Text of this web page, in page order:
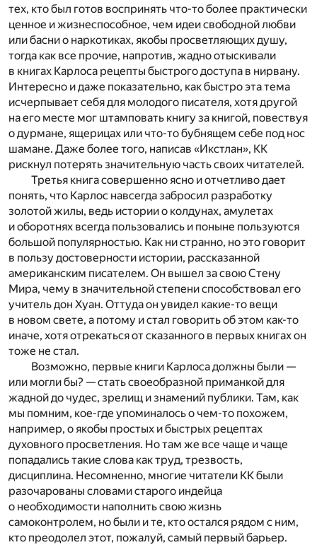
тех, кто был готов воспринять что-то более практически
ценное и жизнеспособное, чем идеи свободной любви
или басни о наркотиках, якобы просветляющих душу,
тогда как все прочие, напротив, жадно отыскивали
в книгах Карлоса рецепты быстрого доступа в нирвану.
Интересно и даже показательно, как быстро эта тема
исчерпывает себя для молодого писателя, хотя другой
на его месте мог штамповать книгу за книгой, повествуя
о дурмане, ящерицах или что-то бубнящем себе под нос
шамане. Даже более того, написав «Икстлан», КК
рискнул потерять значительную часть своих читателей.
Третья книга совершенно ясно и отчетливо дает
понять, что Карлос навсегда забросил разработку
золотой жилы, ведь истории о колдунах, амулетах
и оборотнях всегда пользовались и поныне пользуются
большой популярностью. Как ни странно, но это говорит
в пользу достоверности истории, рассказанной
американским писателем. Он вышел за свою Стену
Мира, чему в значительной степени способствовал его
учитель дон Хуан. Оттуда он увидел какие-то вещи
в новом свете, а потому и стал говорить об этом как-то
иначе, хотя отрекаться от сказанного в первых книгах он
тоже не стал.
Возможно, первые книги Карлоса должны были —
или могли бы? — стать своеобразной приманкой для
жадной до чудес, зрелищ и знамений публики. Там, как
мы помним, кое-где упоминалось о чем-то похожем,
например, о якобы простых и быстрых рецептах
духовного просветления. Но там же все чаще и чаще
попадались такие слова как труд, трезвость,
дисциплина. Несомненно, многие читатели КК были
разочарованы словами старого индейца
о необходимости наполнить свою жизнь
самоконтролем, но были и те, кто остался рядом с ним,
кто преодолел этот, пожалуй, самый первый барьер.